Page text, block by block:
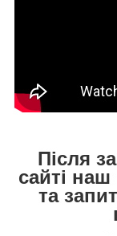
Після
сайті
та